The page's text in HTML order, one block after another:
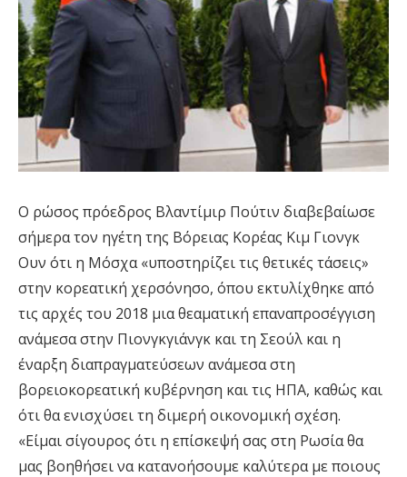
Ο ρώσος πρόεδρος Βλαντίμιρ Πούτιν διαβεβαίωσε
σήμερα τον ηγέτη της Βόρειας Κορέας Κιμ Γιονγκ
Ουν ότι η Μόσχα «υποστηρίζει τις θετικές τάσεις»
στην κορεατική χερσόνησο, όπου εκτυλίχθηκε από
τις αρχές του 2018 μια θεαματική επαναπροσέγγιση
ανάμεσα στην Πιονγκγιάνγκ και τη Σεούλ και η
έναρξη διαπραγματεύσεων ανάμεσα στη
βορειοκορεατική κυβέρνηση και τις ΗΠΑ, καθώς και
ότι θα ενισχύσει τη διμερή οικονομική σχέση.
«Είμαι σίγουρος ότι η επίσκεψή σας στη Ρωσία θα
μας βοηθήσει να κατανοήσουμε καλύτερα με ποιους